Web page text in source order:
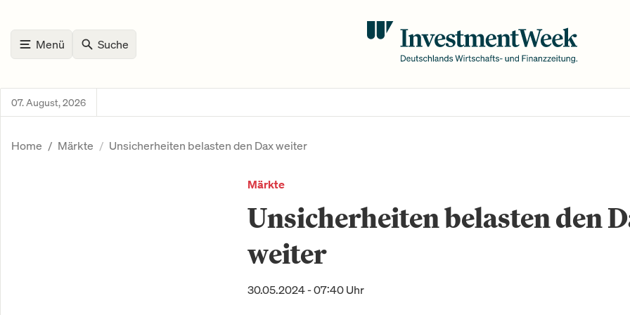
Menü Suche
07. August, 2026
Home Märkte Unsicherheiten belasten den Dax weiter
Märkte
Unsicherheiten belasten den
weiter
30.05.2024 - 07:40 Uhr